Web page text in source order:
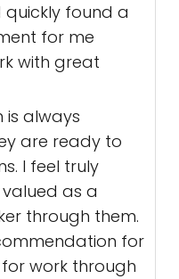
quickly found a
for me
with great
is always
are ready to
I feel truly
as a
through them.
for
work through